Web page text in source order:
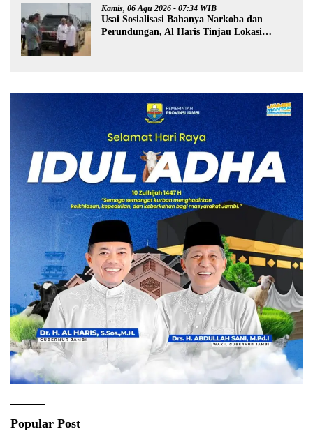
Kamis, 06 Agu 2026 - 07:34 WIB
Usai Sosialisasi Bahanya Narkoba dan
Perundungan, Al Haris Tinjau Lokasi
Popular Post